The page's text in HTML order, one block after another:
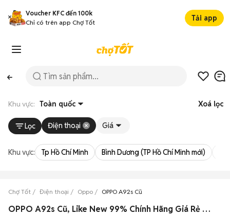
Voucher KFC đến 100k
Chỉ có trên app Chợ Tốt
Tải app
Khu vực: Toàn quốc Xoá lọc
Lọc Điện thoại Giá
Khu vực: Tp Hồ Chí Minh Bình Dương (TP Hồ Chí Minh mới)
Chợ Tốt Điện thoại Oppo OPPO A92s Cũ
OPPO A92s Cũ, Like New 99% Chính Hãng Giá Rẻ T08/2026